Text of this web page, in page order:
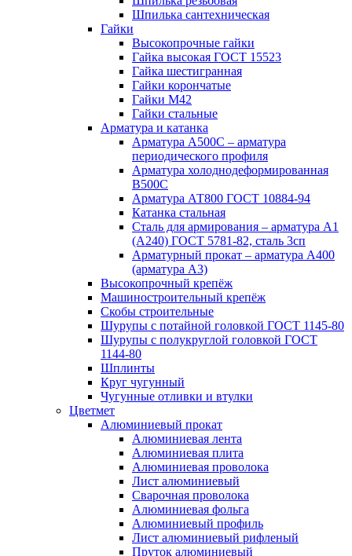
Шпилька сантехническая
Гайки
Высокопрочные гайки
Гайка высокая ГОСТ 15523
Гайка шестигранная
Гайки корончатые
Гайки М42
Гайки стальные
Арматура и катанка
Арматура А500С – арматура
периодического профиля
Арматура холоднодеформированная
В500С
Арматура АТ800 ГОСТ 10884-94
Катанка стальная
Сталь для армирования – арматура А1
(А240) ГОСТ 5781-82, сталь 3сп
Арматурный прокат – арматура А400
(арматура А3)
Высокопрочный крепёж
Машиностроительный крепёж
Скобы строительные
Шурупы с потайной головкой ГОСТ 1145-80
Шурупы с полукруглой головкой ГОСТ
1144-80
Шплинты
Круг чугунный
Чугунные отливки и втулки
Цветмет
Алюминиевый прокат
Алюминиевая лента
Алюминиевая плита
Алюминиевая проволока
Лист алюминиевый
Сварочная проволока
Алюминиевая фольга
Алюминиевый профиль
Лист алюминиевый рифленый
Пруток алюминиевый